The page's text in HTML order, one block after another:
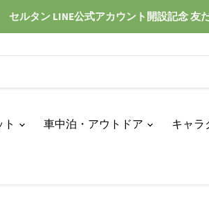
セルタン LINE公式アカウント開設記念 友
車中泊・アウトドア キャラ